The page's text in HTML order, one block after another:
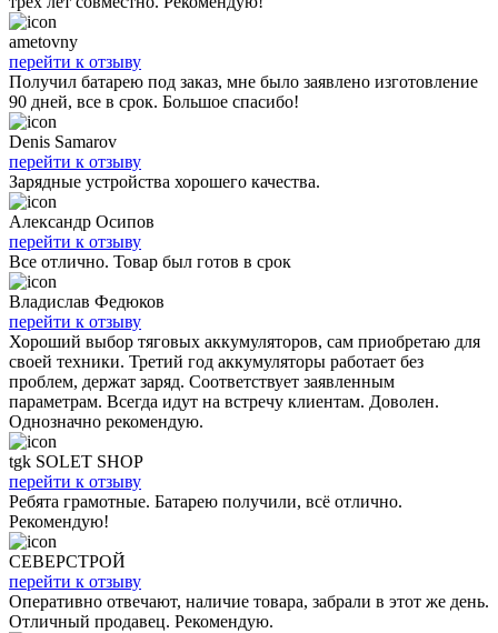
ametovny
перейти к отзыву
Получил батарею под заказ, мне было заявлено изготовление
90 дней, все в срок. Большое спасибо!
Denis Samarov
перейти к отзыву
Зарядные устройства хорошего качества.
Александр Осипов
перейти к отзыву
Все отлично. Товар был готов в срок
Владислав Федюков
перейти к отзыву
Хороший выбор тяговых аккумуляторов, сам приобретаю для
своей техники. Третий год аккумуляторы работает без
проблем, держат заряд. Соответствует заявленным
параметрам. Всегда идут на встречу клиентам. Доволен.
Однозначно рекомендую.
tgk SOLET SHOP
перейти к отзыву
Ребята грамотные. Батарею получили, всё отлично.
Рекомендую!
СЕВЕРСТРОЙ
перейти к отзыву
Оперативно отвечают, наличие товара, забрали в этот же день.
Отличный продавец. Рекомендую.